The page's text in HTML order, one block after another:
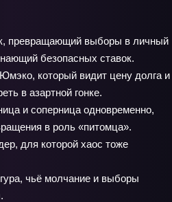
превращающий выборы в личный
безопасных ставок.
который видит цену долга и
в азартной гонке.
и соперница одновременно,
в роль «питомца».
для которой хаос тоже
чьё молчание и выборы